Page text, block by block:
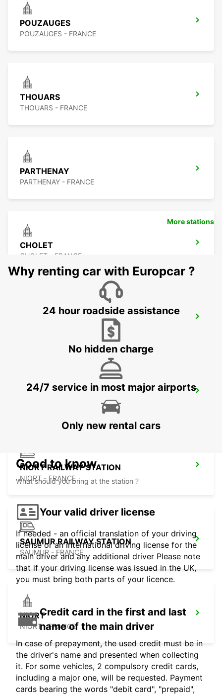
POUZAUGES
POUZAUGES - FRANCE
THOUARS
THOUARS - FRANCE
PARTHENAY
PARTHENAY - FRANCE
CHOLET
CHOLET - FRANCE
CHOLET RAILWAY STATION
LES HERBIERS
NIORT RAILWAY STATION
NIORT - FRANCE
SAUMUR RAILWAY STATION
SAUMUR - FRANCE
NIORT
NIORT - FRANCE
More stations
Why renting car with Europcar ?
24 hour roadside assistance
No hidden charge
24/7 service in most major airports
Only new rental cars
Good to know
What should you bring at the station ?
Your valid driver license
If needed - an official translation of your driving
license or an international driving license for the
main driver and any additional driver Please note
that if your driving license was issued in the UK,
you must bring both parts of your licence.
Credit card in the first and last
name of the main driver
In case of prepayment, the used credit must be in
the driver's name and presented when collecting
it. For some vehicles, 2 compulsory credit cards,
including a major one, will be requested. Payment
cards bearing the words "debit card", "prepaid",